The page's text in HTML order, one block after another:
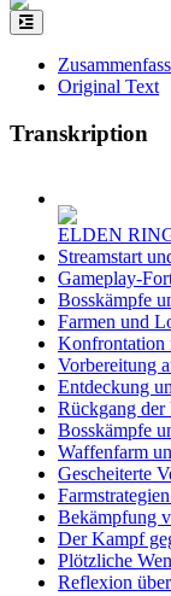
Original Text
Transkription
ELDEN
Streamstart
Gameplay-
Bosskämpfe
Farmen und
Konfrontation
Vorbereitung
Entdeckung
Rückgang der
Bosskämpfe
Waffenfarm
Gescheiterte
Bekämpfung
Der Kampf
Plötzliche
Reflexion